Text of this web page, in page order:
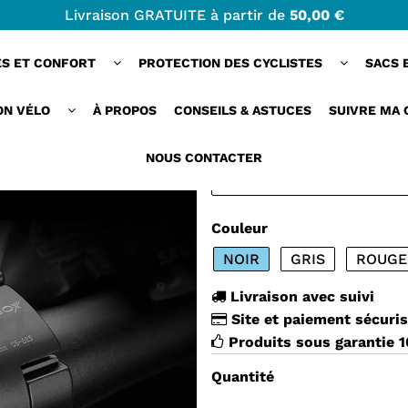
Livraison GRATUITE à partir de 50,00 €
ET CONFORT PROTECTION DES CYCLISTES SACS
VÉLO À PROPOS CONSEILS & ASTUCES SUIVRE MA
NOUS CONTACTER
discret et robuste
TELEPHONE
Couleur
NOIR
GRIS ROUGE
Livraison avec suivi
Site et paiement
Produits sous garantie
Quantité